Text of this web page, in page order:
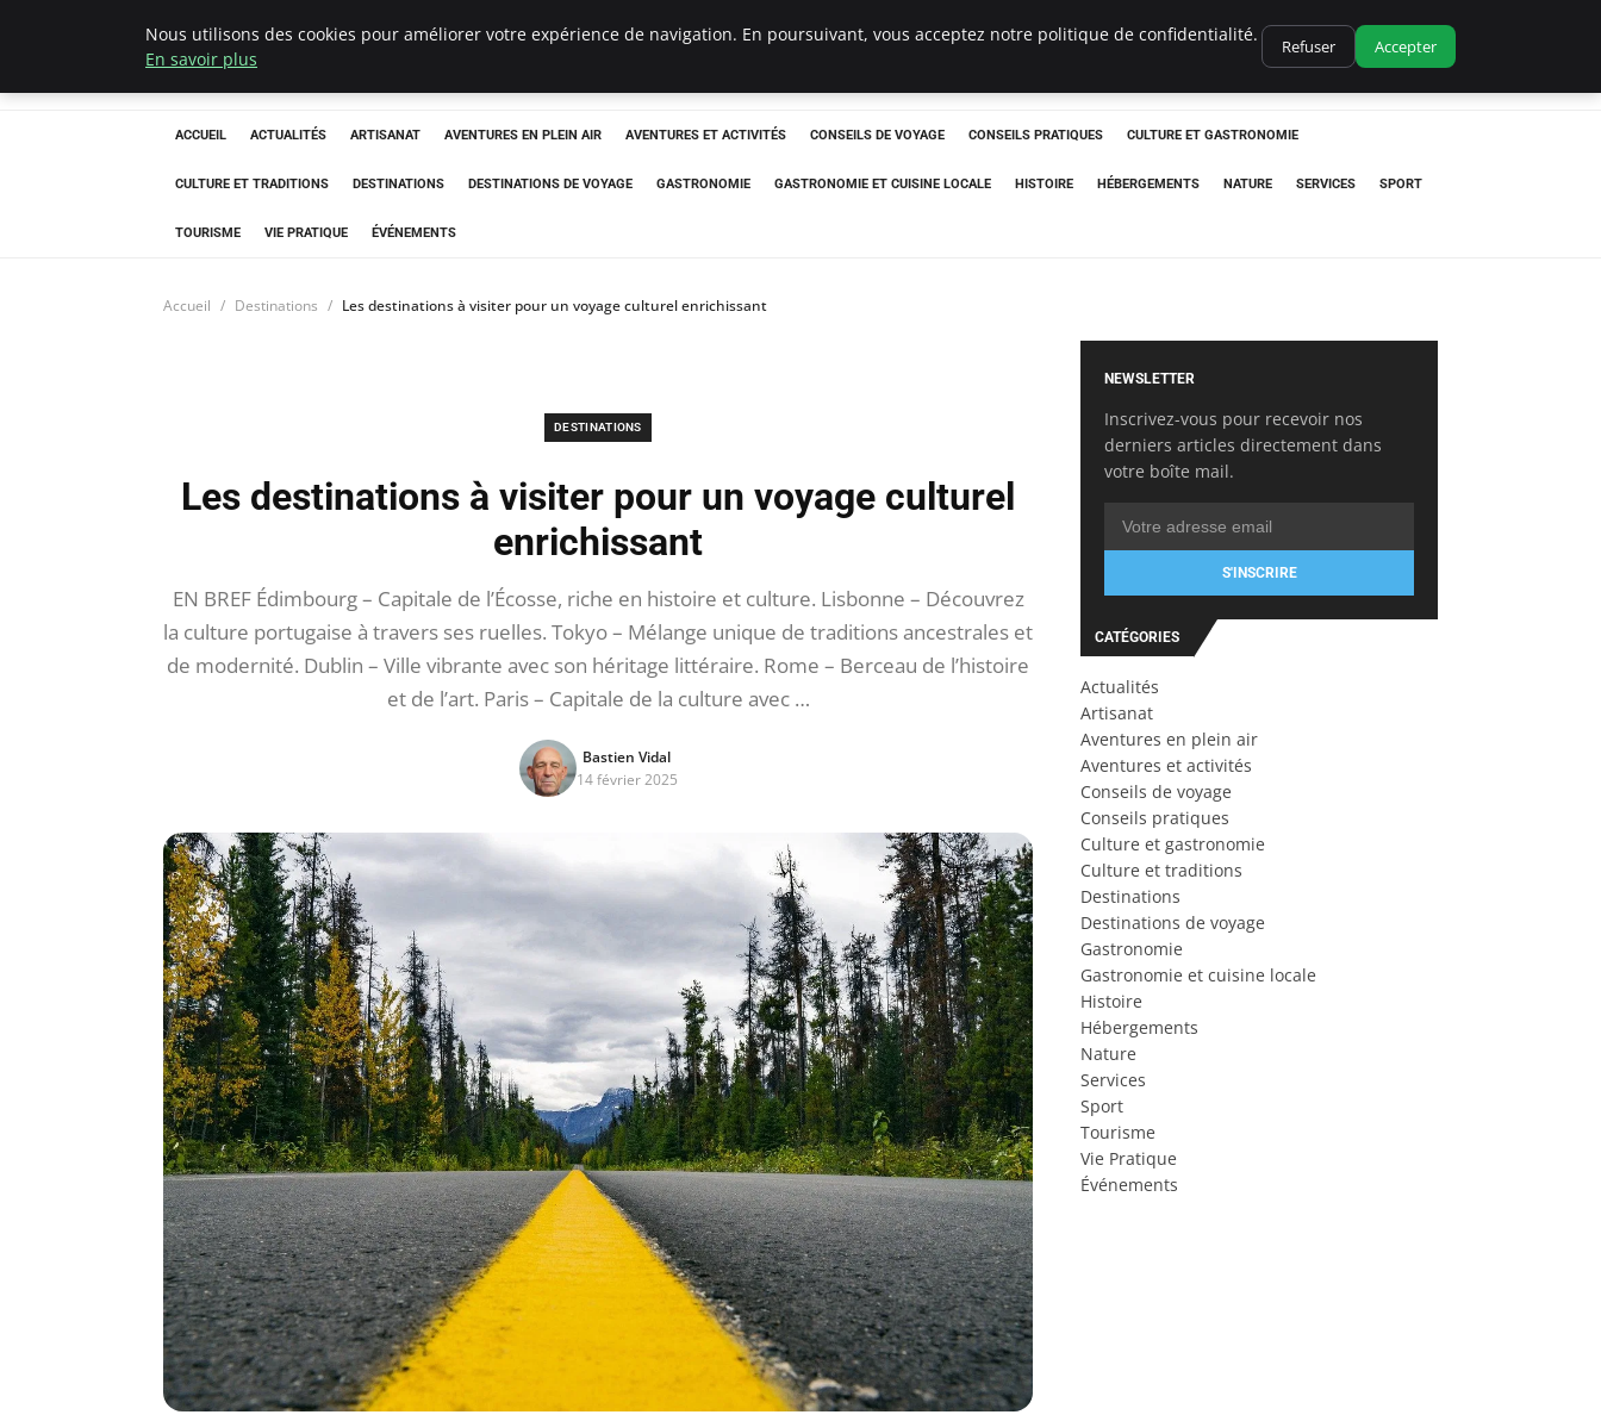
Correze Co
ACCUEIL ACTUALITÉS ARTISANAT AVENTURES EN PLEIN AIR AVENTURES ET ACTIVITÉS CONSEILS DE VOYAGE CONSEILS PRATIQUES CULTURE ET GASTRONOMIE
CULTURE ET TRADITIONS DESTINATIONS DESTINATIONS DE VOYAGE GASTRONOMIE GASTRONOMIE ET CUISINE LOCALE HISTOIRE HÉBERGEMENTS NATURE SERVICES SPORT
TOURISME VIE PRATIQUE ÉVÉNEMENTS
Accueil Destinations Les destinations à visiter pour un voyage culturel enrichissant
DESTINATIONS
Les destinations à visiter pour un voyage culturel
enrichissant
EN BREF Édimbourg – Capitale de l’Écosse, riche en histoire et culture. Lisbonne – Découvrez
la culture portugaise à travers ses ruelles. Tokyo – Mélange unique de traditions ancestrales et
de modernité. Dublin – Ville vibrante avec son héritage littéraire. Rome – Berceau de l’histoire
et de l’art. Paris – Capitale de la culture avec …
Bastien Vidal
14 février 2025
NEWSLETTER
Inscrivez-vous pour recevoir nos
derniers articles directement dans
votre boîte mail.
S'INSCRIRE
CATÉGORIES
Actualités
Artisanat
Aventures en plein air
Aventures et activités
Conseils de voyage
Conseils pratiques
Culture et gastronomie
Culture et traditions
Destinations
Destinations de voyage
Gastronomie
Gastronomie et cuisine locale
Histoire
Hébergements
Nature
Services
Sport
Tourisme
Vie Pratique
Événements
Nous utilisons des cookies pour améliorer votre expérience de navigation. En poursuivant, vous acceptez notre politique de confidentialité.
En savoir plus
Refuser Accepter